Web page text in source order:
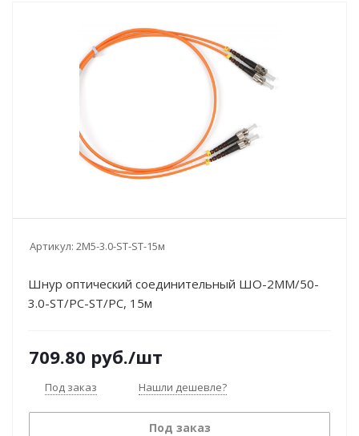
Артикул: 2M5-3.0-ST-ST-15м
Шнур оптический соединительный ШО-2MM/50-
3.0-ST/PC-ST/PC, 15м
709.80 руб./шт
Под заказ Нашли дешевле?
Под заказ